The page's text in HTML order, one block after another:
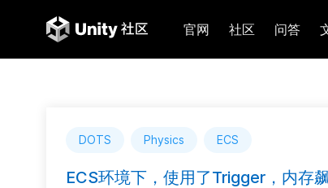
官网 社区 问答
DOTS Physics ECS
ECS环境下，使用了Trigger，内存